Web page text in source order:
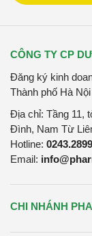
CÔNG TY CP
Đăng ký kinh
Thành phố Hà
Địa chỉ: Tầng 11,
Đình, Nam Từ
Hotline:
Email:
CHI NHÁNH